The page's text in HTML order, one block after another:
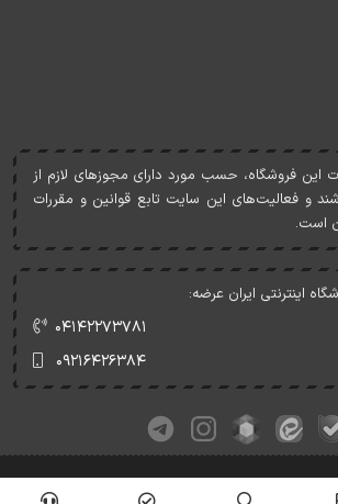
اين فروشگاه، حسب مورد دارای مجوزهای لازم از
و فعاليت‌های اين سايت تابع قوانين و مقررات
است.
اینترنتی ایران عرضه:
۰۴۱۴۲۲۷۳۷۸۱
۰۹۲۱۶۴۲۶۳۸۴
این وبسایت متعلق به ایران عرضه می‌باشد.